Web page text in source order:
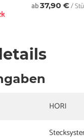
ab37,90 €/
HORI